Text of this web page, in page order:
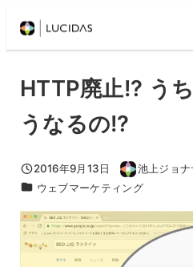
HTTP廃止!? う
うなるの!?
投稿日
2016年9月13日
著
者
池上ジョナ
カテゴリー
ウェブマーケティング